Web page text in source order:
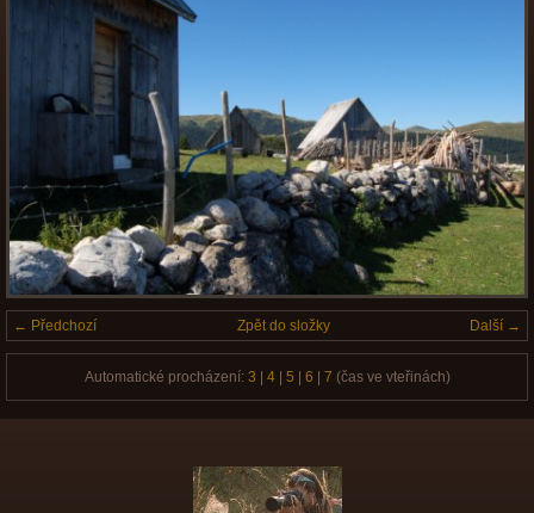
← Předchozí Další →
Zpět do složky
Automatické procházení: 3 4| 5 6 7 (čas ve vteřinách)